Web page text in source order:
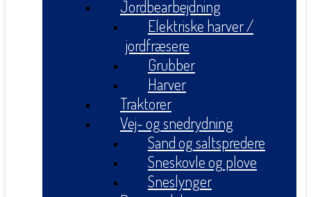
Jordbearbejdning
Elektriske harver /
jordfræsere
Grubber
Harver
Traktorer
Vej- og snedrydning
Sand og saltspredere
Sneskovle og plove
Sneslynger